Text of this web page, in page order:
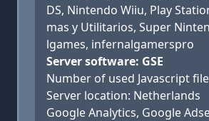
DS, Nintendo Wiiu, Play
mas y Utilitarios, Super
lgames, infernalgamerspro
Server software: GSE
Number of used Javascript
Server location: Netherlands
Google Analytics, Google